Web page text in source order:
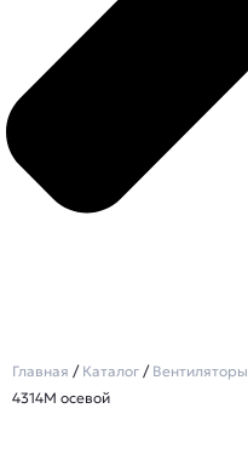
Главная / Каталог / Вентиляторы
4314M осевой